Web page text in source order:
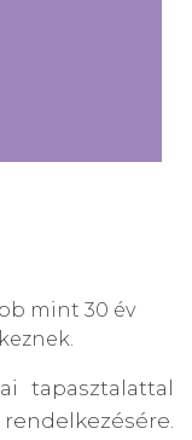
mint 30 év
tapasztalattal